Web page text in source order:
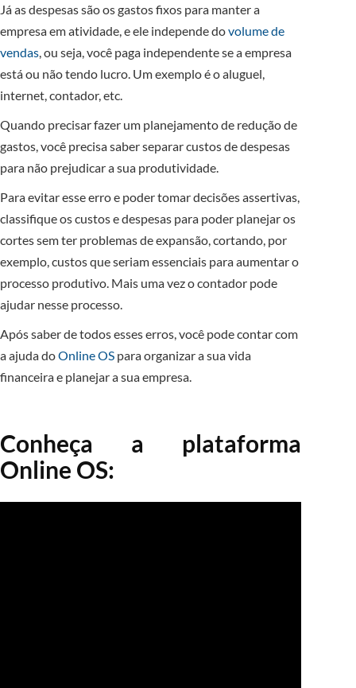
Já as despesas são os gastos fixos para manter a
empresa em atividade, e ele independe dovolume de
vendas , ou seja, você paga independente se a empresa
está ou não tendo lucro. Um exemplo é o aluguel,
internet, contador, etc.
Quando precisar fazer um planejamento de redução de
gastos, você precisa saber separar custos de despesas
para não prejudicar a sua produtividade.
Para evitar esse erro e poder tomar decisões assertivas,
classifique os custos e despesas para poder planejar os
cortes sem ter problemas de expansão, cortando, por
exemplo, custos que seriam essenciais para aumentar o
processo produtivo. Mais uma vez o contador pode
ajudar nesse processo.
Após saber de todos esses erros, você pode contar com
a ajuda doOnline OS para organizar a sua vida
financeira e planejar a sua empresa.
Conheça a plataforma
Online OS: